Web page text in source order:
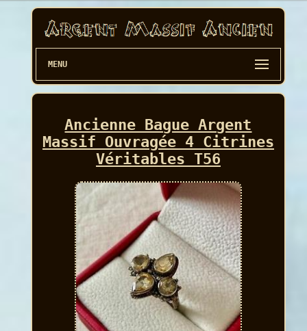
MENU
Ancienne Bague Argent
Massif Ouvragée 4 Citrines
Véritables T56